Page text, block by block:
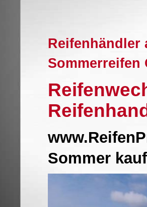
Reifenhändler
Sommerreifen
Sommer